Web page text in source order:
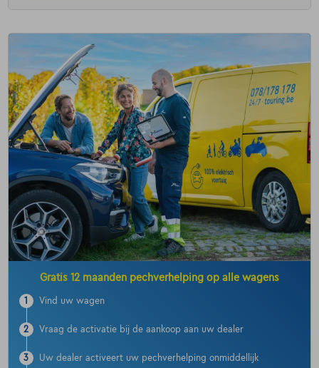
Gratis 12 maanden pechverhelping op alle wagens
1 Vind uw wagen
2 Vraag de activatie bij de aankoop aan uw dealer
3 Uw dealer activeert uw pechverhelping onmiddellijk